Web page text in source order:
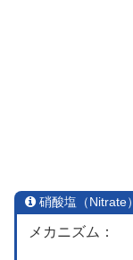
硝酸塩（Nitrate）
メカニズム：